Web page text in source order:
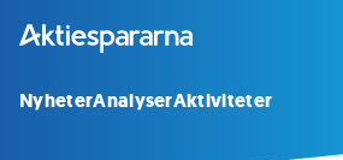
NyheterAnalyserAktiviteter